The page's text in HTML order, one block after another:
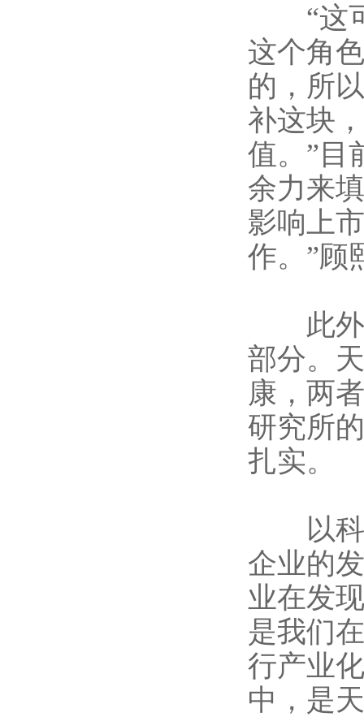
“这可
这个角
的，所
补这块
值。”目
余力来
影响上
作。”顾
此外
部分。
康，两
研究所
扎实。
以科
企业的
业在发
是我们
行产业
中，是